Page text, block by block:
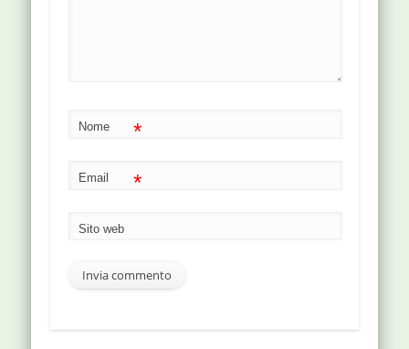
Nome *
Email *
Sito web